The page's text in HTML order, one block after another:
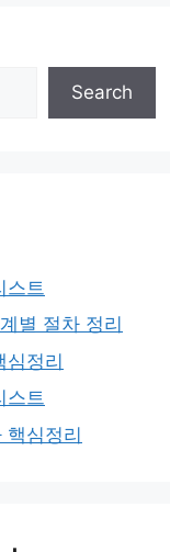
Search
스트
별 절차 정리
심정리
스트
핵심정리